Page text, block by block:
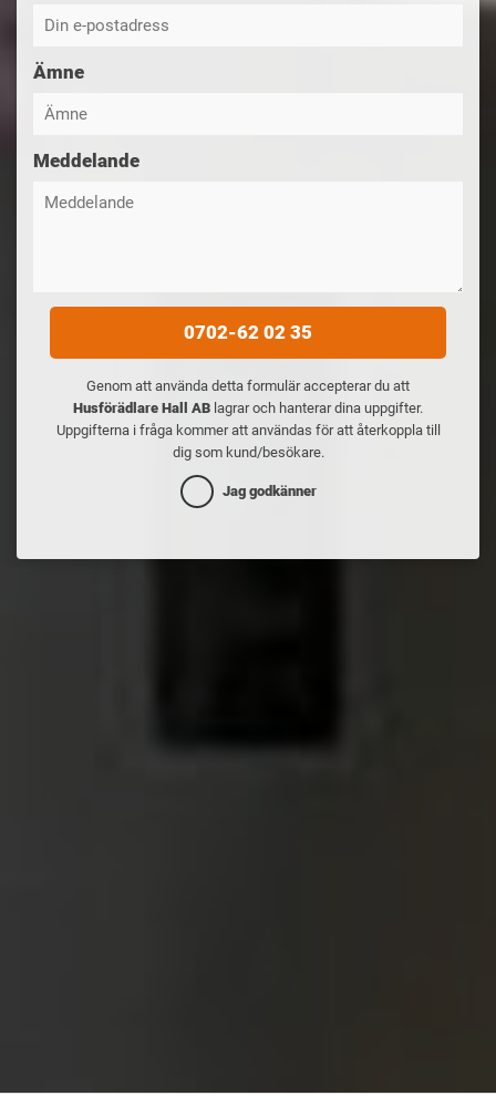
Ämne
Meddelande
0702-62 02 35
Genom att använda detta formulär accepterar du att
Husförädlare Hall AB lagrar och hanterar dina uppgifter.
Uppgifterna i fråga kommer att användas för att återkoppla till
dig som kund/besökare.
Jag godkänner